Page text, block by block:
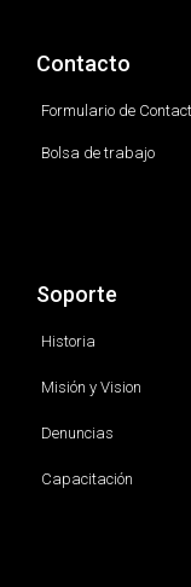
Contacto
Formulario de
Bolsa de trabajo
Soporte
Historia
Misión y Vision
Denuncias
Capacitación